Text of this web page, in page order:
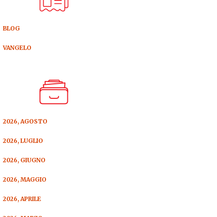
BLOG
VANGELO
2026, AGOSTO
2026, LUGLIO
2026, GIUGNO
2026, MAGGIO
2026, APRILE